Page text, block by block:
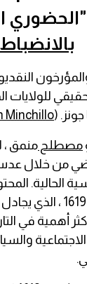
"الحضوري
جونز. (Minchillo)
مصطلح منمق ،
من خلال
الحالية.
الحلو ، مثل مشروع
أهمية في
الاجتماعية